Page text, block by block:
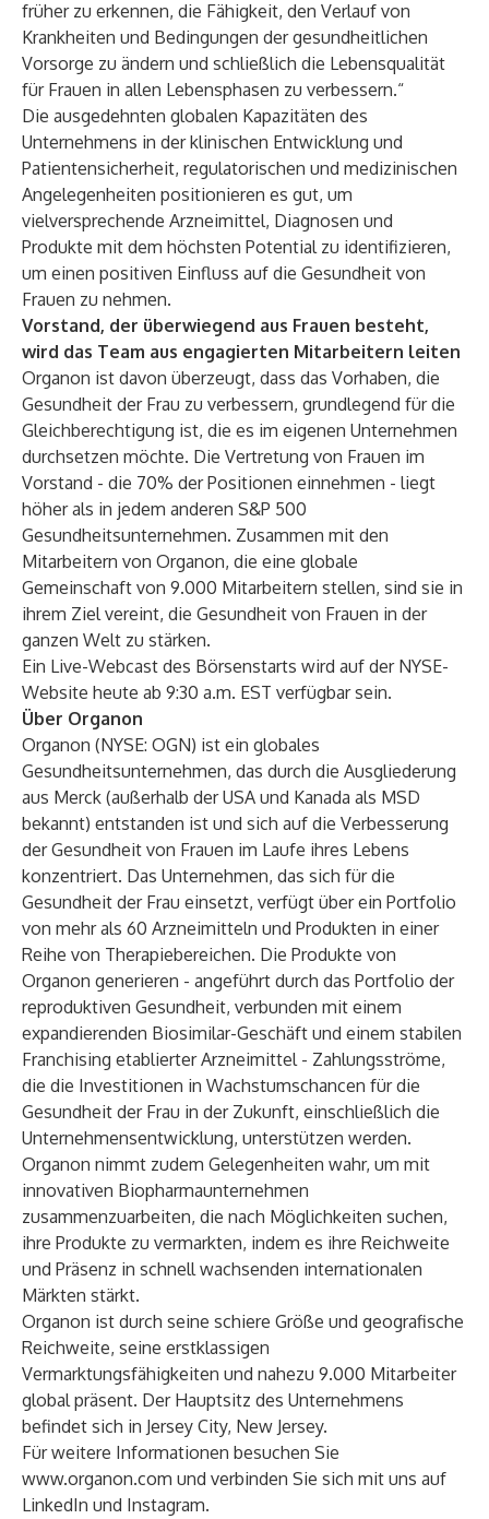
früher zu erkennen, die Fähigkeit, den Verlauf von
Krankheiten und Bedingungen der gesundheitlichen
Vorsorge zu ändern und schließlich die Lebensqualität
für Frauen in allen Lebensphasen zu verbessern.“
Die ausgedehnten globalen Kapazitäten des
Unternehmens in der klinischen Entwicklung und
Patientensicherheit, regulatorischen und medizinischen
Angelegenheiten positionieren es gut, um
vielversprechende Arzneimittel, Diagnosen und
Produkte mit dem höchsten Potential zu identifizieren,
um einen positiven Einfluss auf die Gesundheit von
Frauen zu nehmen.
Vorstand, der überwiegend aus Frauen besteht,
wird das Team aus engagierten Mitarbeitern leiten
Organon ist davon überzeugt, dass das Vorhaben, die
Gesundheit der Frau zu verbessern, grundlegend für die
Gleichberechtigung ist, die es im eigenen Unternehmen
durchsetzen möchte. Die Vertretung von Frauen im
Vorstand - die 70% der Positionen einnehmen - liegt
höher als in jedem anderen S&P 500
Gesundheitsunternehmen. Zusammen mit den
Mitarbeitern von Organon, die eine globale
Gemeinschaft von 9.000 Mitarbeitern stellen, sind sie in
ihrem Ziel vereint, die Gesundheit von Frauen in der
ganzen Welt zu stärken.
Ein Live-Webcast des Börsenstarts wird auf der NYSE-
Website heute ab 9:30 a.m. EST verfügbar sein.
Über Organon
Organon (NYSE: OGN) ist ein globales
Gesundheitsunternehmen, das durch die Ausgliederung
aus Merck (außerhalb der USA und Kanada als MSD
bekannt) entstanden ist und sich auf die Verbesserung
der Gesundheit von Frauen im Laufe ihres Lebens
konzentriert. Das Unternehmen, das sich für die
Gesundheit der Frau einsetzt, verfügt über ein Portfolio
von mehr als 60 Arzneimitteln und Produkten in einer
Reihe von Therapiebereichen. Die Produkte von
Organon generieren - angeführt durch das Portfolio der
reproduktiven Gesundheit, verbunden mit einem
expandierenden Biosimilar-Geschäft und einem stabilen
Franchising etablierter Arzneimittel - Zahlungsströme,
die die Investitionen in Wachstumschancen für die
Gesundheit der Frau in der Zukunft, einschließlich die
Unternehmensentwicklung, unterstützen werden.
Organon nimmt zudem Gelegenheiten wahr, um mit
innovativen Biopharmaunternehmen
zusammenzuarbeiten, die nach Möglichkeiten suchen,
ihre Produkte zu vermarkten, indem es ihre Reichweite
und Präsenz in schnell wachsenden internationalen
Märkten stärkt.
Organon ist durch seine schiere Größe und geografische
Reichweite, seine erstklassigen
Vermarktungsfähigkeiten und nahezu 9.000 Mitarbeiter
global präsent. Der Hauptsitz des Unternehmens
befindet sich in Jersey City, New Jersey.
Für weitere Informationen besuchen Sie
www.organon.com und verbinden Sie sich mit uns auf
LinkedIn und Instagram.